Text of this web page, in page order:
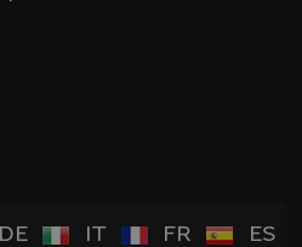
DE IT FR ES